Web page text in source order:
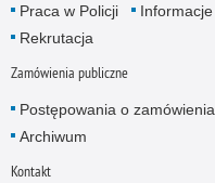
Praca w Policji Informacje
Rekrutacja
Zamówienia publiczne
Postępowania o zamówienia
Archiwum
Kontakt